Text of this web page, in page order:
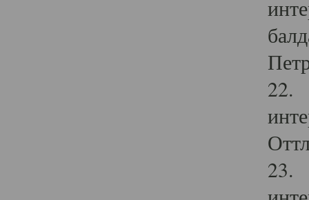
22.
23.